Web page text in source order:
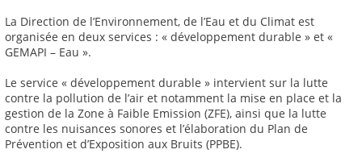
La Direction de l’Environnement, de l’Eau et du Climat est
organisée en deux services : « développement durable » et «
GEMAPI – Eau ».
Le service « développement durable » intervient sur la lutte
contre la pollution de l’air et notamment la mise en place et la
gestion de la Zone à Faible Emission (ZFE), ainsi que la lutte
contre les nuisances sonores et l’élaboration du Plan de
Prévention et d’Exposition aux Bruits (PPBE).